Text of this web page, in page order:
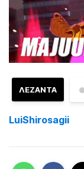
ΛΕΖΑΝΤΑ
LuiShirosagii